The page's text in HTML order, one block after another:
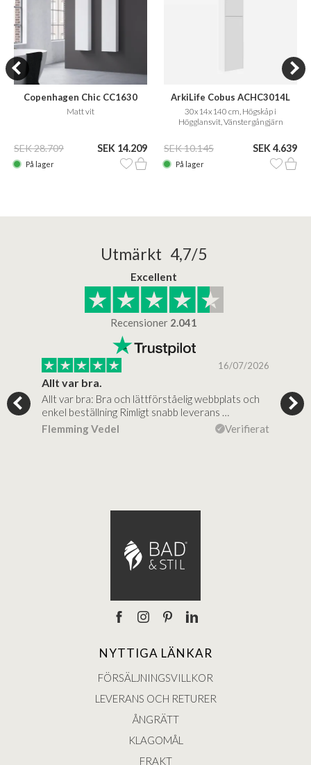
Copenhagen Chic CC1630
Matt vit
SEK 28.709 SEK 14.209
På lager
ArkiLife Cobus ACHC3014L
30x14x140 cm, Högskåp i
Högglansvit, Vänstergångjärn
SEK 10.145 SEK 4.639
På lager
Utmärkt 4,7/5
Excellent
Recensioner 2.041
16/07/2026
Allt var bra.
Allt var bra: Bra och lättförståelig webbplats och
enkel beställning Rimligt snabb leverans …
Flemming Vedel
Verifierat
Jag
NYTTIGA LÄNKAR
FÖRSÄLJNINGSVILLKOR
LEVERANS OCH RETURER
ÅNGRÄTT
KLAGOMÅL
FRAKT